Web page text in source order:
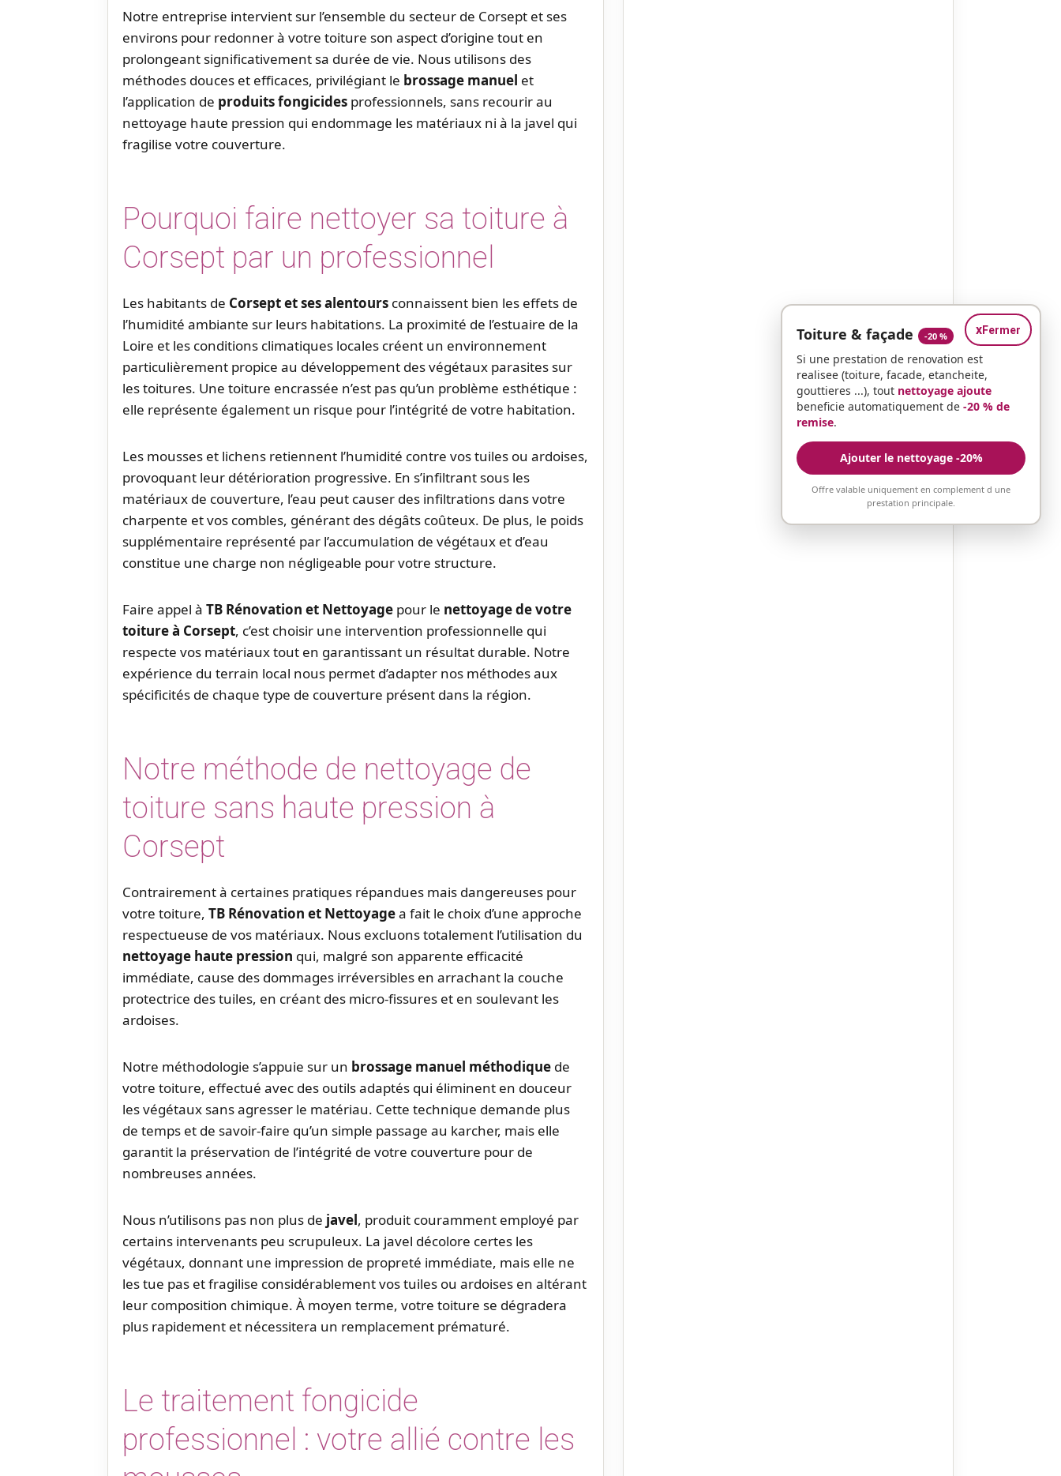
Notre entreprise intervient sur l’ensemble du secteur de Corsept et ses
environs pour redonner à votre toiture son aspect d’origine tout en
prolongeant significativement sa durée de vie. Nous utilisons des
méthodes douces et efficaces, privilégiant le brossage manuel et
l’application de produits fongicides professionnels, sans recourir au
nettoyage haute pression qui endommage les matériaux ni à la javel qui
fragilise votre couverture.
Pourquoi faire nettoyer sa toiture à
Corsept par un professionnel
Les habitants de Corsept et ses alentours connaissent bien les effets de
l’humidité ambiante sur leurs habitations. La proximité de l’estuaire de la
Loire et les conditions climatiques locales créent un environnement
particulièrement propice au développement des végétaux parasites sur
les toitures. Une toiture encrassée n’est pas qu’un problème esthétique :
elle représente également un risque pour l’intégrité de votre habitation.
Les mousses et lichens retiennent l’humidité contre vos tuiles ou ardoises,
provoquant leur détérioration progressive. En s’infiltrant sous les
matériaux de couverture, l’eau peut causer des infiltrations dans votre
charpente et vos combles, générant des dégâts coûteux. De plus, le poids
supplémentaire représenté par l’accumulation de végétaux et d’eau
constitue une charge non négligeable pour votre structure.
Faire appel à TB Rénovation et Nettoyage pour le nettoyage de votre
toiture à Corsept, c’est choisir une intervention professionnelle qui
respecte vos matériaux tout en garantissant un résultat durable. Notre
expérience du terrain local nous permet d’adapter nos méthodes aux
spécificités de chaque type de couverture présent dans la région.
Notre méthode de nettoyage de
toiture sans haute pression à
Corsept
Contrairement à certaines pratiques répandues mais dangereuses pour
votre toiture, TB Rénovation et Nettoyagea fait le choix d’une approche
respectueuse de vos matériaux. Nous excluons totalement l’utilisation du
nettoyage haute pression qui, malgré son apparente efficacité
immédiate, cause des dommages irréversibles en arrachant la couche
protectrice des tuiles, en créant des micro-fissures et en soulevant les
ardoises.
Notre méthodologie s’appuie sur un brossage manuel méthodique de
votre toiture, effectué avec des outils adaptés qui éliminent en douceur
les végétaux sans agresser le matériau. Cette technique demande plus
de temps et de savoir-faire qu’un simple passage au karcher, mais elle
garantit la préservation de l’intégrité de votre couverture pour de
nombreuses années.
Nous n’utilisons pas non plus de javel, produit couramment employé par
certains intervenants peu scrupuleux. La javel décolore certes les
végétaux, donnant une impression de propreté immédiate, mais elle ne
les tue pas et fragilise considérablement vos tuiles ou ardoises en altérant
leur composition chimique. À moyen terme, votre toiture se dégradera
plus rapidement et nécessitera un remplacement prématuré.
Le traitement fongicide
professionnel : votre allié contre les
xFermer
Toiture & façade -20 %
Si une prestation de renovation est
realisee (toiture, facade, etancheite,
gouttieres ...), tout nettoyage ajoute
beneficie automatiquement de -20 % de
remise.
Ajouter le nettoyage -20%
Offre valable uniquement en complement d une
prestation principale.